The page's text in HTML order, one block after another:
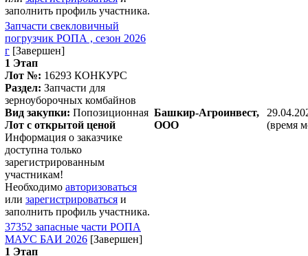
заполнить профиль участника.
Запчасти свекловичный
погрузчик РОПА , сезон 2026
г [Завершен]
1 Этап
Лот №: 16293 КОНКУРС
Раздел: Запчасти для
зерноуборочных комбайнов
Вид закупки: Попозиционная
Лот с открытой ценой
Информация о заказчике
доступна только
зарегистрированным
участникам!
Необходимо авторизоваться
или зарегистрироваться и
заполнить профиль участника.
Башкир-Агроинвест,
ООО
(время
37352 запасные части РОПА
МАУС БАИ 2026 [Завершен]
1 Этап